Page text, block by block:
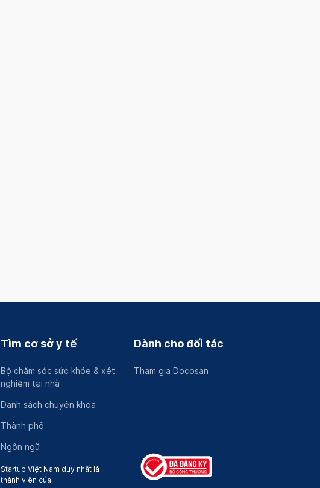
Tìm cơ sở y tế
Bộ chăm sóc sức khỏe & xét
nghiệm tại nhà
Danh sách chuyên khoa
Thành phố
Ngôn ngữ
Dành cho đối tác
Tham gia Docosan
Startup Việt Nam duy nhất là
thành viên của